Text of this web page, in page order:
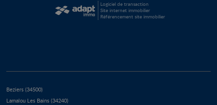
Logiciel de transaction
Site internet immobilier
Référencement site immobilier
Beziers (34500)
Lamalou Les Bains (34240)